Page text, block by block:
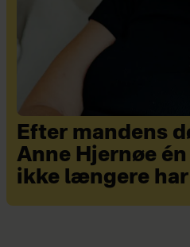
Efter mandens
Anne Hjernøe
ikke længere